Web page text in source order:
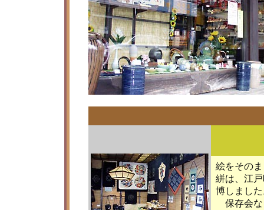
絵をその
絣は、江
博しまし
保存会な